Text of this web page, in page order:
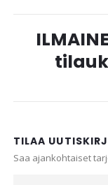
TILAA
Saa ajankohtaiset